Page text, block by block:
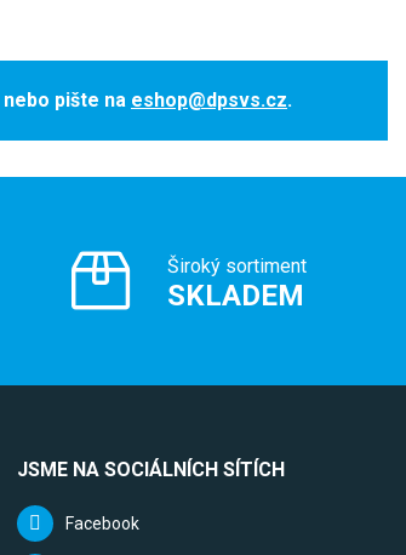
nebo pište na eshop@dpsvs.cz.
Široký sortiment
SKLADEM
JSME NA SOCIÁLNÍCH SÍTÍCH
Facebook